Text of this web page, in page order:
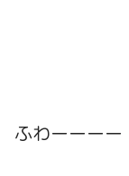
ふわーーーー